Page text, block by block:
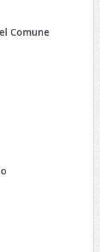
Comune